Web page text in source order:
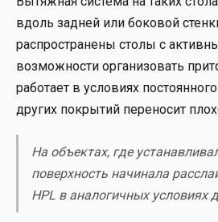
вдоль задней или боковой
распространены столы с
возможности организовать
работает в условиях
других покрытий переносит
На объектах, где
поверхность начинала
HPL в аналогичных условиях